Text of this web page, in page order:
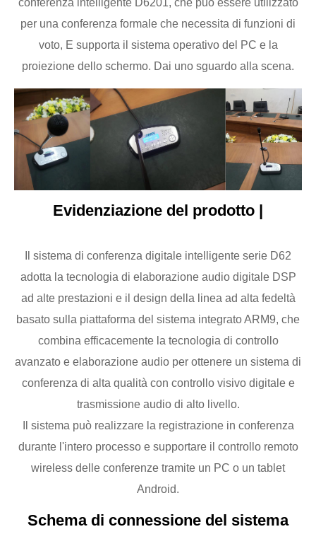
conferenza intelligente D6201, che può essere utilizzato
per una conferenza formale che necessita di funzioni di
voto, E supporta il sistema operativo del PC e la
proiezione dello schermo. Dai uno sguardo alla scena.
Evidenziazione del prodotto |
Il sistema di conferenza digitale intelligente serie D62
adotta la tecnologia di elaborazione audio digitale DSP
ad alte prestazioni e il design della linea ad alta fedeltà
basato sulla piattaforma del sistema integrato ARM9, che
combina efficacemente la tecnologia di controllo
avanzato e elaborazione audio per ottenere un sistema di
conferenza di alta qualità con controllo visivo digitale e
trasmissione audio di alto livello.
Il sistema può realizzare la registrazione in conferenza
durante l'intero processo e supportare il controllo remoto
wireless delle conferenze tramite un PC o un tablet
Android.
Schema di connessione del sistema